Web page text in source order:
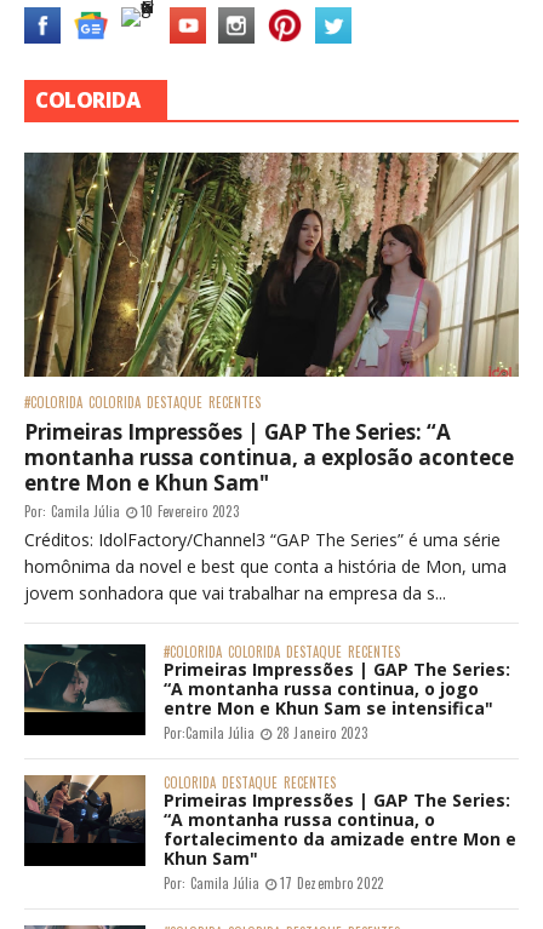
COLORIDA
#COLORIDA COLORIDA DESTAQUE RECENTES
Primeiras Impressões | GAP The Series: “A
montanha russa continua, a explosão acontece
entre Mon e Khun Sam"
Por: Camila Júlia 10 Fevereiro 2023
Créditos: IdolFactory/Channel3 “GAP The Series” é uma série
homônima da novel e best que conta a história de Mon, uma
jovem sonhadora que vai trabalhar na empresa da s...
#COLORIDA COLORIDA DESTAQUE RECENTES
Primeiras Impressões | GAP The Series:
“A montanha russa continua, o jogo
entre Mon e Khun Sam se intensifica"
Por:Camila Júlia 28 Janeiro 2023
COLORIDA DESTAQUE RECENTES
Primeiras Impressões | GAP The Series:
“A montanha russa continua, o
fortalecimento da amizade entre Mon e
Khun Sam"
Por: Camila Júlia 17 Dezembro 2022